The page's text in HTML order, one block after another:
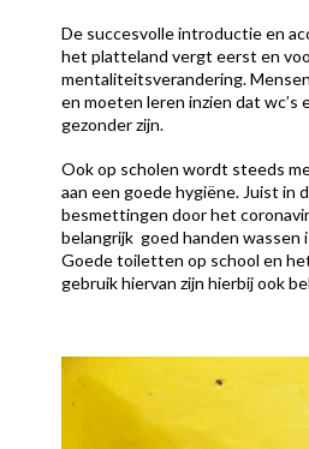
De succesvolle introductie en
het platteland vergt eerst en
mentaliteitsverandering.
en moeten leren inzien dat wc’s
gezonder zijn.
Ook op scholen wordt steeds
aan een goede hygiëne. Juist in
besmettingen door het
belangrijk goed handen wassen
Goede toiletten op school en
gebruik hiervan zijn hierbij ook